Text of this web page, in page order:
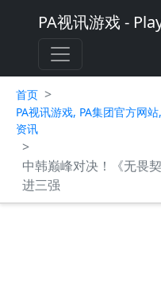
PA视讯游戏 -
首页 >
PA视讯游戏, PA集团官方网
资讯
>
中韩巅峰对决！《无畏
进三强